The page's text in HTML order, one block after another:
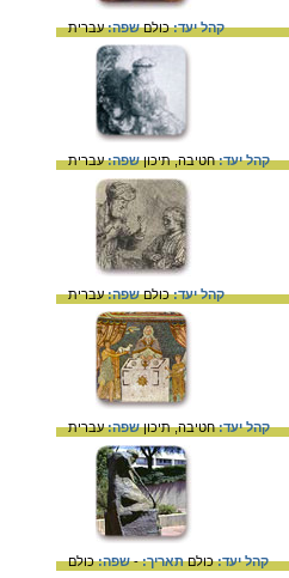
קהל יעד:כולםשפה:עברית
קהל יעד:חטיבה,תיכוןשפה:עברית
קהל יעד:כולםשפה:עברית
קהל יעד:חטיבה,תיכוןשפה:עברית
קהל יעד:כולםתאריך:-שפה:כולם